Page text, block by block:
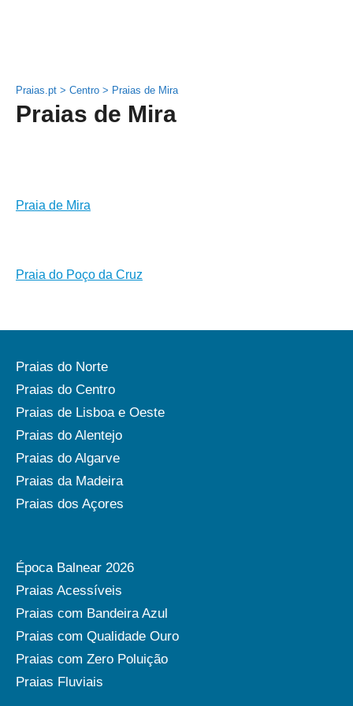
Praias.pt > Centro > Praias de Mira
Praias de Mira
Praia de Mira
Praia do Poço da Cruz
Praias do Norte
Praias do Centro
Praias de Lisboa e Oeste
Praias do Alentejo
Praias do Algarve
Praias da Madeira
Praias dos Açores
Época Balnear 2026
Praias Acessíveis
Praias com Bandeira Azul
Praias com Qualidade Ouro
Praias com Zero Poluição
Praias Fluviais